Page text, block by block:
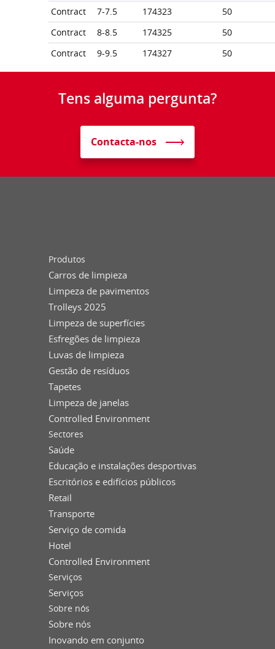
Contract
7-7.5 174323
50
Contract
8-8.5 174325
50
Contract
9-9.5 174327 50
Tens alguma pergunta?
Contacta-nos
Produtos
Carros de limpieza
Limpeza de pavimentos
Trolleys 2025
Limpeza de superfícies
Esfregões de limpieza
Luvas de limpieza
Gestão de resíduos
Tapetes
Limpeza de janelas
Controlled Environment
Sectores
Saúde
Educação e instalações desportivas
Escritórios e edifícios públicos
Retail
Transporte
Serviço de comida
Hotel
Controlled Environment
Serviços
Serviços
Sobre nós
Sobre nós
Inovando em conjunto